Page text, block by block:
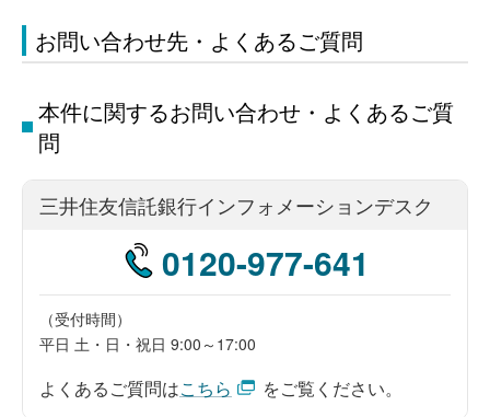
お問い合わせ先・よくあるご質問
本件に関するお問い合わせ・よくあるご質
問
三井住友信託銀行インフォメーションデスク
0120-977-641
（受付時間）
平日 土・日・祝日 9:00～17:00
よくあるご質問はこちら をご覧ください。